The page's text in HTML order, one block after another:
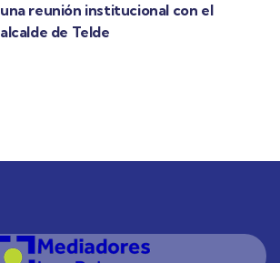
una reunión institucional con el
alcalde de Telde